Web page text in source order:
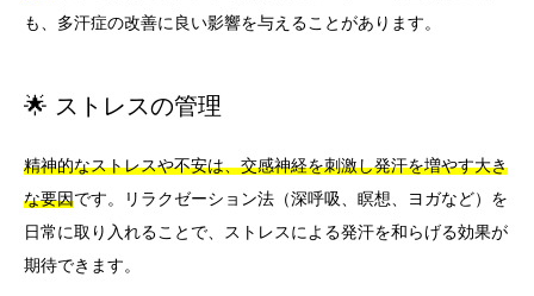
も、多汗症の改善に良い影響を与えることがあります。
🌟 ストレスの管理
精神的なストレスや不安は、交感神経を刺激し発汗を増やす大き
な要因です。リラクゼーション法（深呼吸、瞑想、ヨガなど）を
日常に取り入れることで、ストレスによる発汗を和らげる効果が
期待できます。